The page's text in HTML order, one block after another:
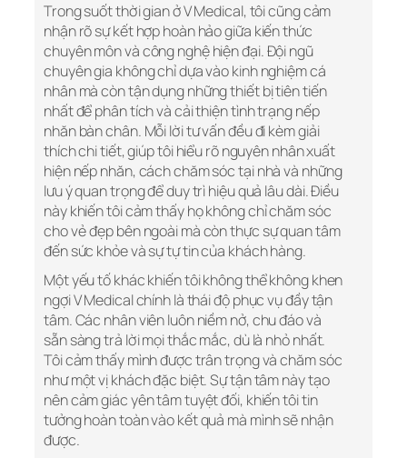
Trong suốt thời gian ở V Medical, tôi cũng cảm
nhận rõ sự kết hợp hoàn hảo giữa kiến thức
chuyên môn và công nghệ hiện đại. Đội ngũ
chuyên gia không chỉ dựa vào kinh nghiệm cá
nhân mà còn tận dụng những thiết bị tiên tiến
nhất để phân tích và cải thiện tình trạng nếp
nhăn bàn chân. Mỗi lời tư vấn đều đi kèm giải
thích chi tiết, giúp tôi hiểu rõ nguyên nhân xuất
hiện nếp nhăn, cách chăm sóc tại nhà và những
lưu ý quan trọng để duy trì hiệu quả lâu dài. Điều
này khiến tôi cảm thấy họ không chỉ chăm sóc
cho vẻ đẹp bên ngoài mà còn thực sự quan tâm
đến sức khỏe và sự tự tin của khách hàng.
Một yếu tố khác khiến tôi không thể không khen
ngợi V Medical chính là thái độ phục vụ đầy tận
tâm. Các nhân viên luôn niềm nở, chu đáo và
sẵn sàng trả lời mọi thắc mắc, dù là nhỏ nhất.
Tôi cảm thấy mình được trân trọng và chăm sóc
như một vị khách đặc biệt. Sự tận tâm này tạo
nên cảm giác yên tâm tuyệt đối, khiến tôi tin
tưởng hoàn toàn vào kết quả mà mình sẽ nhận
được.